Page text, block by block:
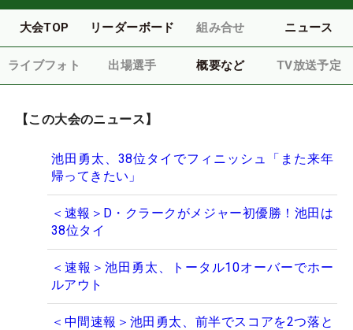
大会TOP リーダーボード 組み合せ ニュース
ライブフォト 出場選手 概要など TV放送予定
【この大会のニュース】
池田勇太、38位タイでフィニッシュ「また来年
帰ってきたい」
＜速報＞D・クラークがメジャー初優勝！池田は
38位タイ
＜速報＞池田勇太、トータル10オーバーでホー
ルアウト
＜中間速報＞池田勇太、前半でスコアを2つ落と